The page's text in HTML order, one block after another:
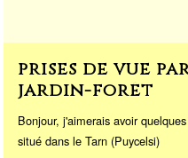
prises de vue
jardin-forêt
Bonjour, j'aimerais avoir
situé dans le Tarn (Puycelsi)